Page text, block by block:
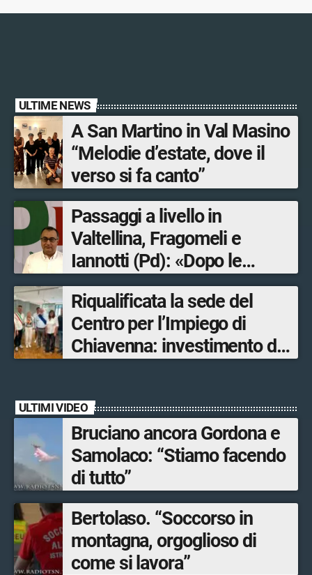
ULTIME NEWS
A San Martino in Val Masino
“Melodie d’estate, dove il
verso si fa canto”
Passaggi a livello in
Valtellina, Fragomeli e
Iannotti (Pd): «Dopo le
Olimpiadi solo un terzo delle
opere sostitutive sarà
ultimato entro il 2026»
Riqualificata la sede del
Centro per l’Impiego di
Chiavenna: investimento da
ULTIMI VIDEO
Bruciano ancora Gordona e
Samolaco: “Stiamo facendo
di tutto”
Bertolaso. “Soccorso in
montagna, orgoglioso di
come si lavora”